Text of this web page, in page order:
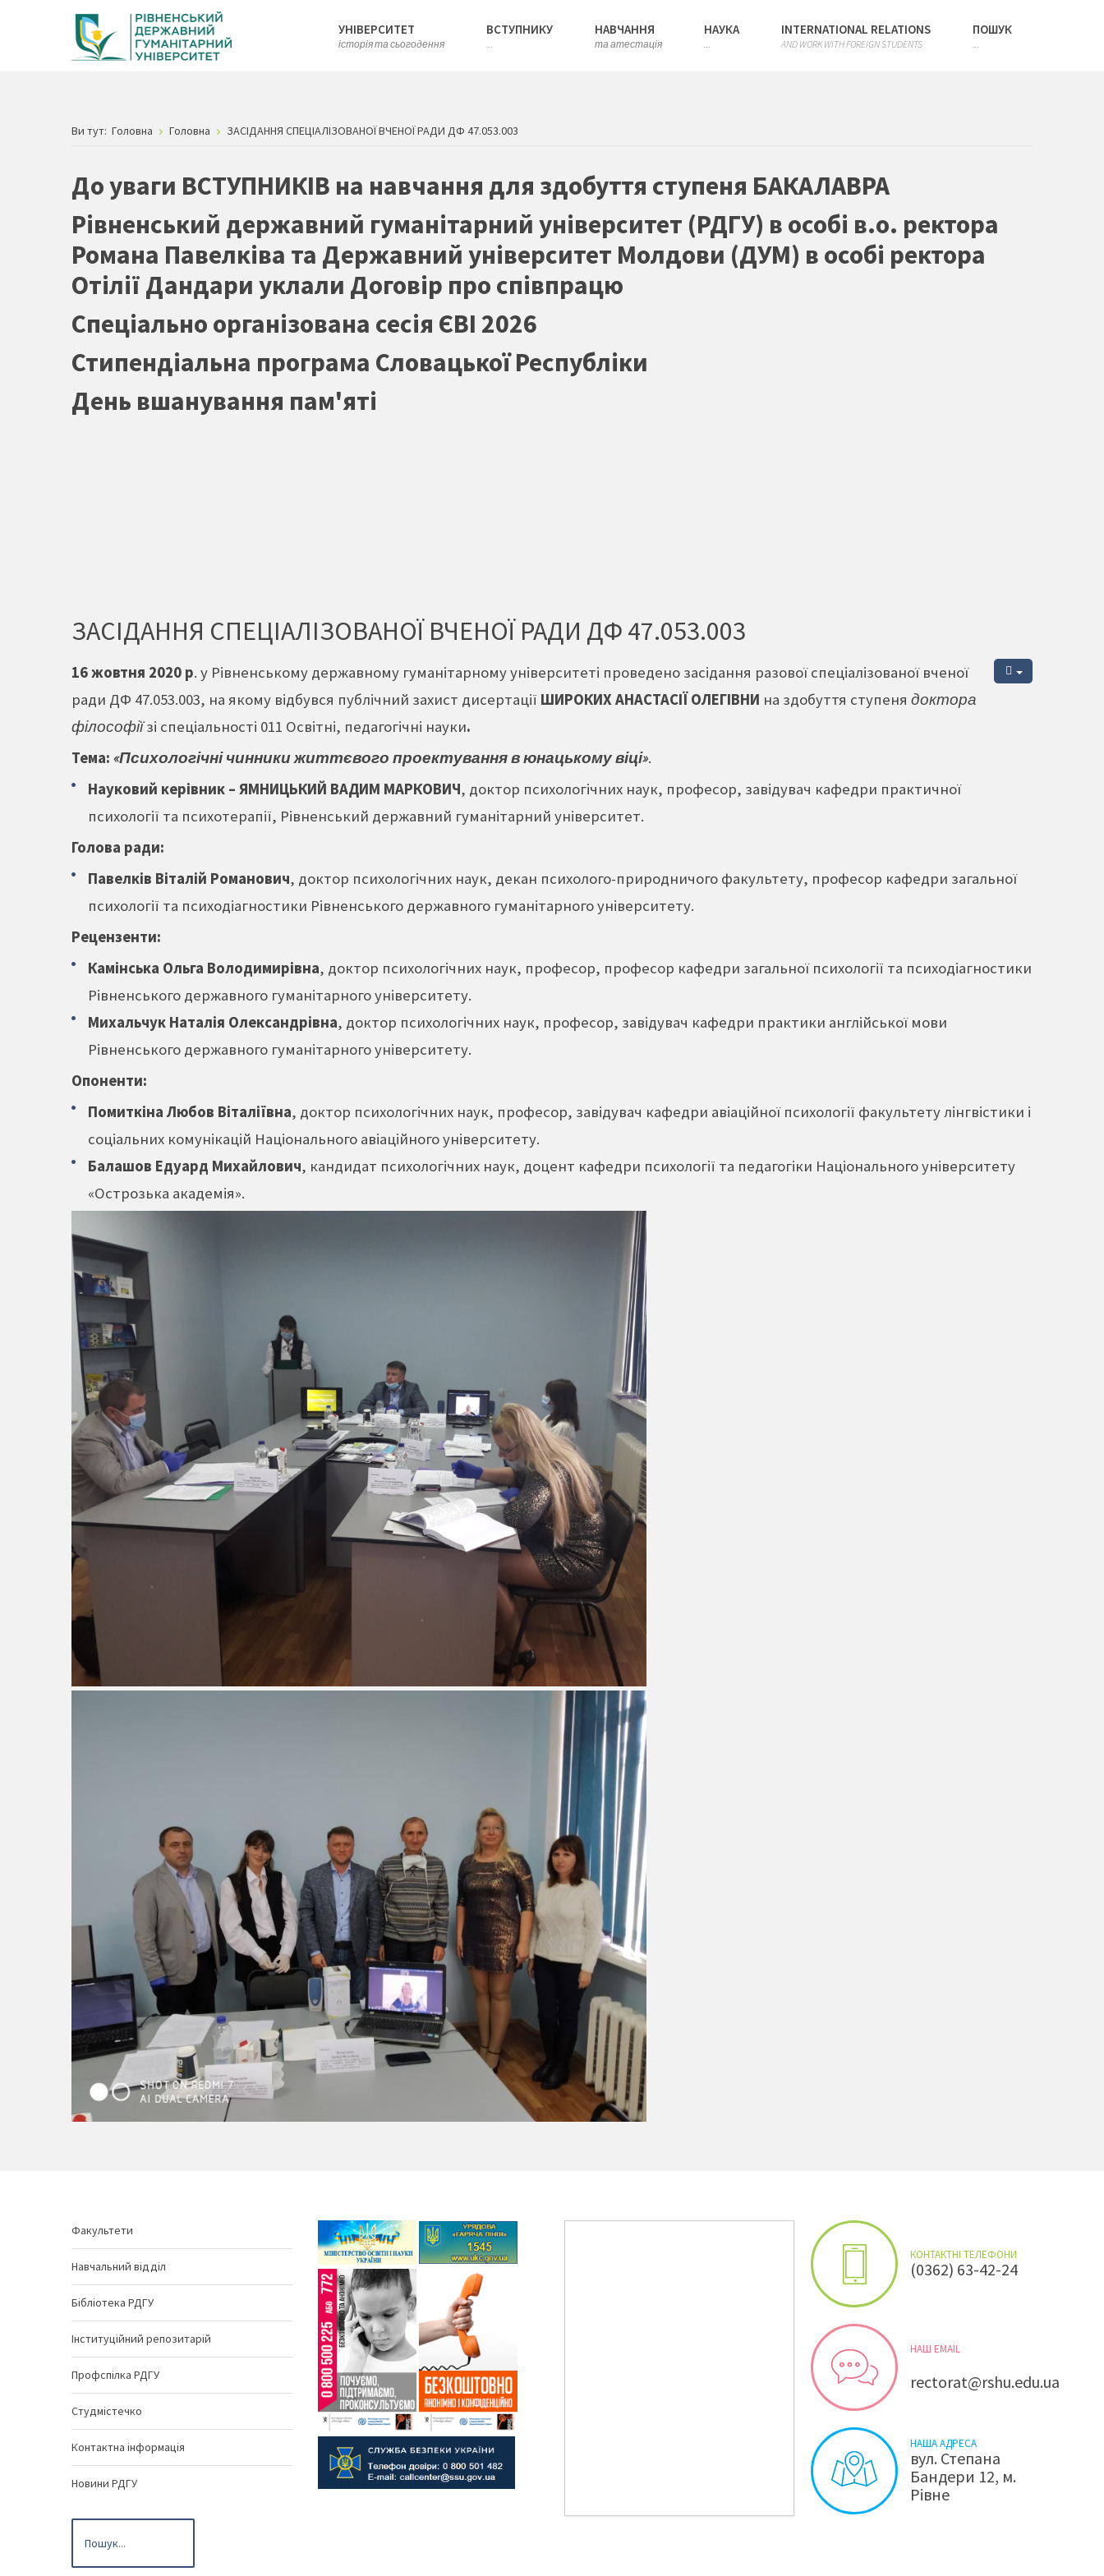
УНІВЕРСИТЕТ
історія та сьогодення
ВСТУПНИКУ НАВЧАННЯ
та атестація
НАУКА INTERNATIONAL RELATIONS
AND WORK WITH FOREIGN STUDENTS
ПОШУК
Ви тут: Головна Головна ЗАСІДАННЯ СПЕЦІАЛІЗОВАНОЇ ВЧЕНОЇ РАДИ ДФ 47.053.003
До уваги ВСТУПНИКІВ на навчання для здобуття ступеня БАКАЛАВРА
Рівненський державний гуманітарний університет (РДГУ) в особі в.о. ректора
Романа Павелківа та Державний університет Молдови (ДУМ) в особі ректора
Отілії Дандари уклали Договір про співпрацю
Спеціально організована сесія ЄВІ 2026
Стипендіальна програма Словацької Республіки
День вшанування пам'яті
ЗАСІДАННЯ СПЕЦІАЛІЗОВАНОЇ ВЧЕНОЇ РАДИ ДФ 47.053.003
16 жовтня 2020 р. у Рівненському державному гуманітарному університеті проведено засідання разової спеціалізованої вченої
ради ДФ 47.053.003, на якому відбувся публічний захист дисертації ШИРОКИХ АНАСТАСІЇ ОЛЕГІВНИ на здобуття ступеня доктора
філософіїзі спеціальності 011 Освітні, педагогічні науки.
Тема: «Психологічні чинники життєвого проектування в юнацькому віці».
Науковий керівник – ЯМНИЦЬКИЙ ВАДИМ МАРКОВИЧ, доктор психологічних наук, професор, завідувач кафедри практичної
психології та психотерапії, Рівненський державний гуманітарний університет.
Голова ради:
Павелків Віталій Романович, доктор психологічних наук, декан психолого-природничого факультету, професор кафедри загальної
психології та психодіагностики Рівненського державного гуманітарного університету.
Рецензенти:
Камінська Ольга Володимирівна, доктор психологічних наук, професор, професор кафедри загальної психології та психодіагностики
Рівненського державного гуманітарного університету.
Михальчук Наталія Олександрівна, доктор психологічних наук, професор, завідувач кафедри практики англійської мови
Рівненського державного гуманітарного університету.
Опоненти:
Помиткіна Любов Віталіївна, доктор психологічних наук, професор, завідувач кафедри авіаційної психології факультету лінгвістики і
соціальних комунікацій Національного авіаційного університету.
Балашов Едуард Михайлович, кандидат психологічних наук, доцент кафедри психології та педагогіки Національного університету
«Острозька академія».
Факультети
Навчальний відділ
Бібліотека РДГУ
Інституційний репозитарій
Профспілка РДГУ
Студмістечко
Контактна інформація
Новини РДГУ
КОНТАКТНІ ТЕЛЕФОНИ
(0362) 63-42-24
НАШ EMAIL
rectorat@rshu.edu.ua
НАША АДРЕСА
вул. Степана
Бандери 12, м.
Рівне